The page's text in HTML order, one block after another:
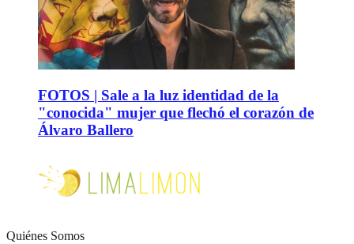
FOTOS | Sale a la luz identidad de la
"conocida" mujer que flechó el corazón de
Álvaro Ballero
Quiénes Somos